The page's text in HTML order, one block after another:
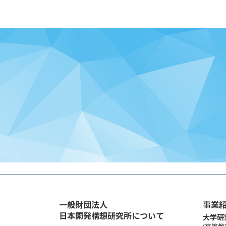
送
り
一般財団法人
日本開発構想研究所について
事業
大学研